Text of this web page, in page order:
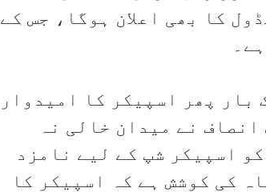
کا بھی اعلان ہوگا، جس کے
بار پھر اسپیکر کا امیدوار
نے میدان خالی نہ
اسپیکر شپ کے لیے نامزد
کی کوشش ہے کہ اسپیکر کا